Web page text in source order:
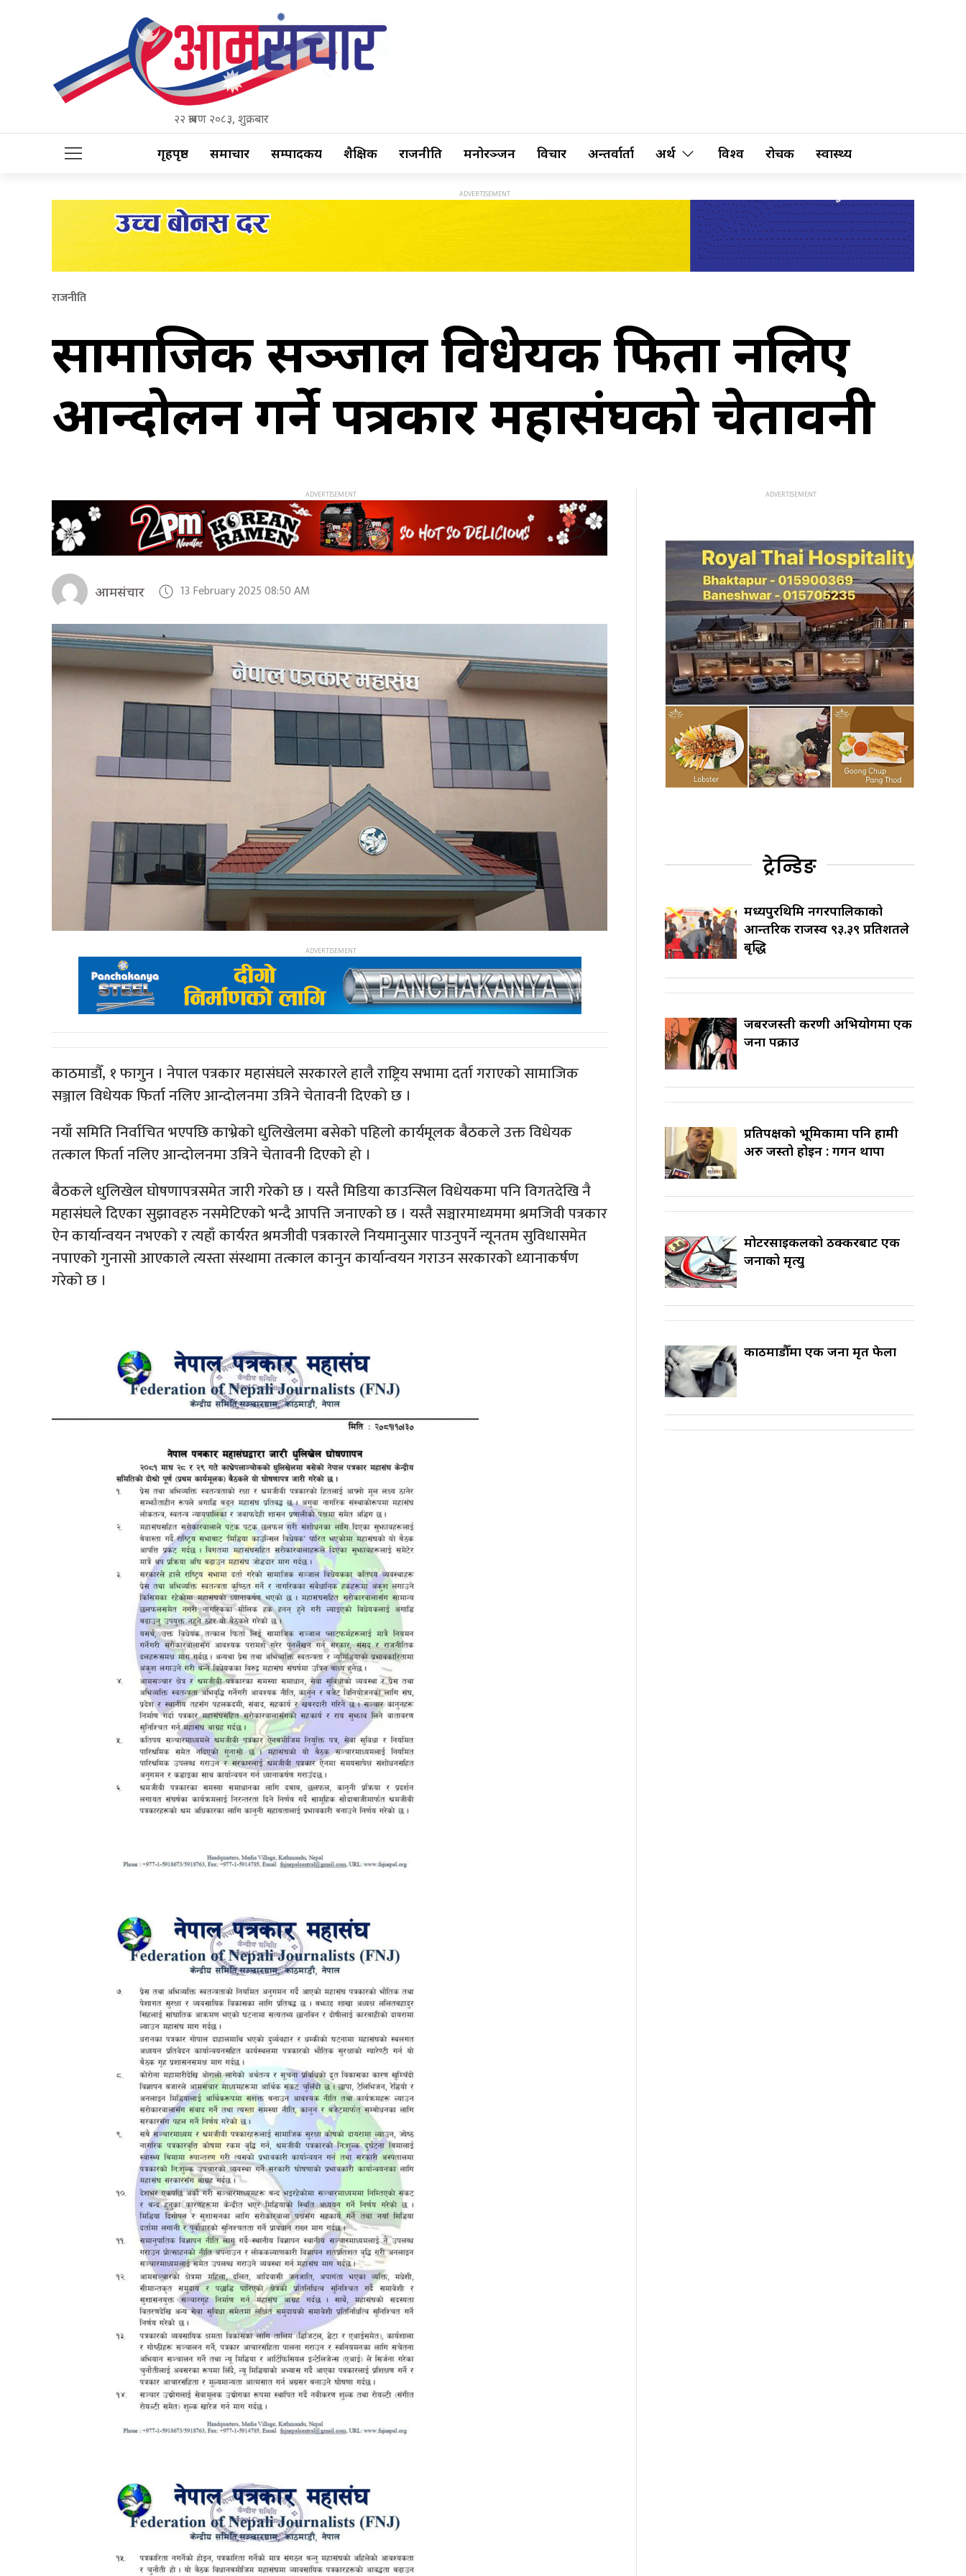
२२ श्रावण २०८३, शुक्रबार
गृहपृष्ठ समाचार सम्पादकीय शैक्षिक राजनीति मनोरञ्जन विचार अन्तर्वार्ता अर्थ विश्व रोचक स्वास्थ्य
राजनीति
सामाजिक सञ्जाल विधेयक फिर्ता नलिए
आन्दोलन गर्ने पत्रकार महासंघको चेतावनी
आमसंचार 13 February 2025 08:50 AM
काठमाडौँ, १ फागुन । नेपाल पत्रकार महासंघले सरकारले हालै राष्ट्रिय सभामा दर्ता गराएको सामाजिक
सञ्जाल विधेयक फिर्ता नलिए आन्दोलनमा उत्रिने चेतावनी दिएको छ ।
नयाँ समिति निर्वाचित भएपछि काभ्रेको धुलिखेलमा बसेको पहिलो कार्यमूलक बैठकले उक्त विधेयक
तत्काल फिर्ता नलिए आन्दोलनमा उत्रिने चेतावनी दिएको हो ।
बैठकले धुलिखेल घोषणापत्रसमेत जारी गरेको छ । यस्तै मिडिया काउन्सिल विधेयकमा पनि विगतदेखि नै
महासंघले दिएका सुझावहरु नसमेटिएको भन्दै आपत्ति जनाएको छ । यस्तै सञ्चारमाध्यममा श्रमजिवी पत्रकार
ऐन कार्यान्वयन नभएको र त्यहाँ कार्यरत श्रमजीवी पत्रकारले नियमानुसार पाउनुपर्ने न्यूनतम सुविधासमेत
नपाएको गुनासो आएकाले त्यस्ता संस्थामा तत्काल कानुन कार्यान्वयन गराउन सरकारको ध्यानाकर्षण
गरेको छ ।
ट्रेन्डिङ
मध्यपुरथिमि नगरपालिकाको
आन्तरिक राजस्व ९३.३९ प्रतिशतले
बृद्धि
जबरजस्ती करणी अभियोगमा एक
जना पक्राउ
प्रतिपक्षको भूमिकामा पनि हामी
अरु जस्तो होइन : गगन थापा
मोटरसाइकलको ठक्करबाट एक
जनाको मृत्यु
काठमाडौँमा एक जना मृत फेला